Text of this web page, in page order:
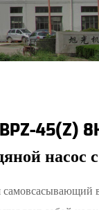
45(Z)
насос